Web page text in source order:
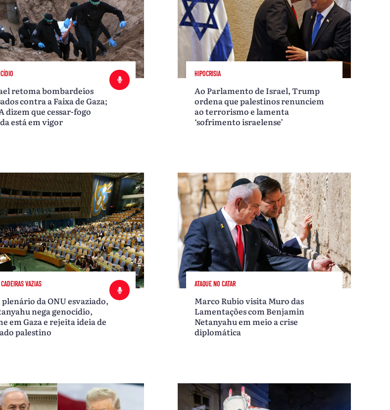
retoma bombardeios
contra a Faixa de Gaza;
dizem que cessar-fogo
está em vigor
HIPOCRISIA
Ao Parlamento de Israel, Trump
ordena que palestinos renunciem
ao terrorismo e lamenta
‘sofrimento israelense’
VAZIAS
plenário da ONU esvaziado,
nega genocídio,
em Gaza e rejeita ideia de
palestino
ATAQUE NO CATAR
Marco Rubio visita Muro das
Lamentações com Benjamin
Netanyahu em meio a crise
diplomática